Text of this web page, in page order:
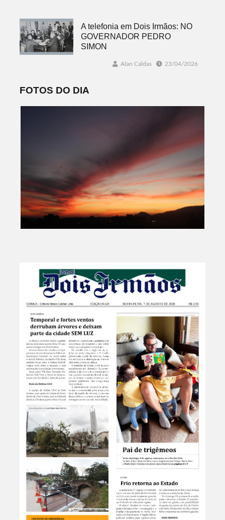
A telefonia em Dois Irmãos: NO
GOVERNADOR PEDRO
SIMON
Alan Caldas 23/04/2026
FOTOS DO DIA